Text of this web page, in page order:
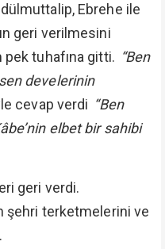
Ebrehe ile
geri verilmesini
pek tuhafına gitti. “Ben
develerinin
cevap verdi “Ben
elbet bir sahibi
geri verdi.
şehri terketmelerini ve